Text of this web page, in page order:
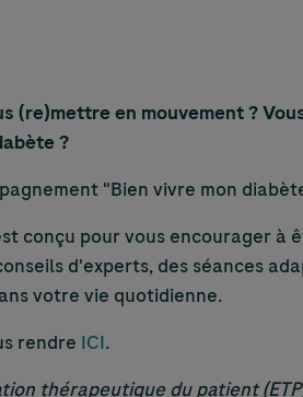
(re)mettre en mouvement ?
?
"Bien vivre mon
conçu pour vous encourager
d'experts, des séances
votre vie quotidienne.
rendre ICI.
thérapeutique du patient